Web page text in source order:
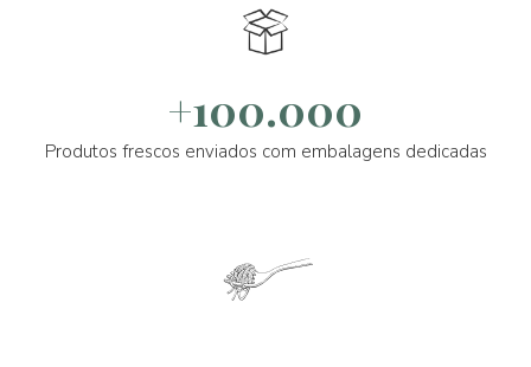
+100.000
Produtos frescos enviados com embalagens dedicadas